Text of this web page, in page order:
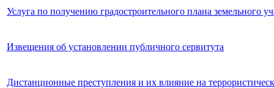
Услуга по получению градостроительного плана земельного
Извещения об установлении публичного сервитута
Дистанционные преступления и их влияние на